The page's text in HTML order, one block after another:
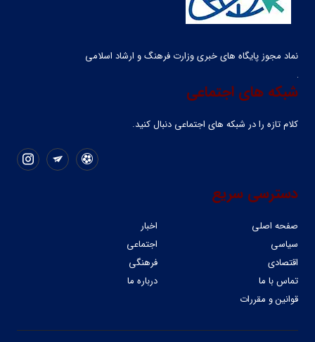
نماد مجوز پایگاه های خبری وزارت فرهنگ و ارشاد اسلامی
شبکه های اجتماعی
کلام تازه را در شبکه ‌های اجتماعی دنبال کنید.
دسترسی سریع
صفحه اصلی
اخبار
سیاسی
اجتماعی
اقتصادی
فرهنگی
تماس با ما
درباره ما
قوانین و مقررات